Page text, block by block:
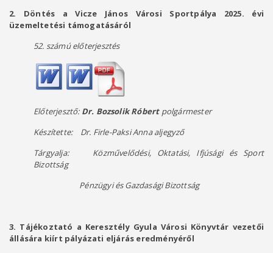
2. Döntés a Vicze János Városi Sportpálya 2025. évi
üzemeltetési támogatásáról
52. számú előterjesztés
Előterjesztő:Dr. Bozsolik Róbert polgármester
Készítette:
Dr. Firle-Paksi Anna aljegyző
Tárgyalja: Közművelődési, Oktatási, Ifjúsági és Sport
Bizottság
Pénzügyi és Gazdasági Bizottság
3. Tájékoztató a Keresztély Gyula Városi Könyvtár vezetői
állására kiírt pályázati eljárás eredményéről